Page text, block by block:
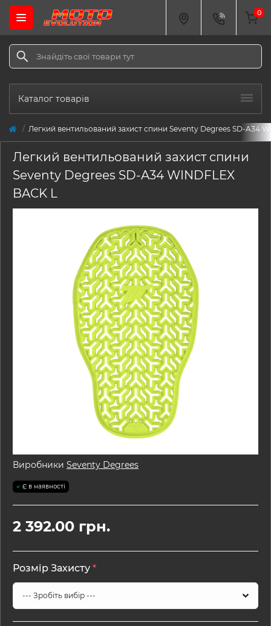
0
Каталог товарів
Легкий вентильований захист спини Seventy Degrees SD-A34
Легкий вентильований захист спини
Seventy Degrees SD-A34 WINDFLEX
BACK L
Виробники Seventy Degrees
Є в наявності
2 392.00 грн.
Розмір Захисту *